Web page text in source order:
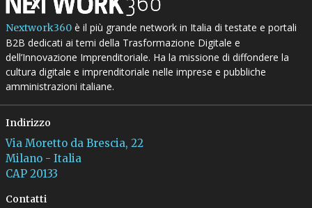
Nextwork360è il più grande network in Italia di testate e portali
B2B dedicati ai temi della Trasformazione Digitale e
dell’Innovazione Imprenditoriale. Ha la missione di diffondere la
cultura digitale e imprenditoriale nelle imprese e pubbliche
amministrazioni italiane.
Indirizzo
Via Moretto da Brescia, 22
Milano - Italia
CAP 20133
Contatti